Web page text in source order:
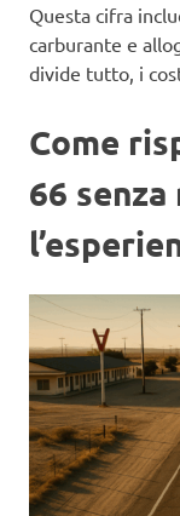
Questa cifra
carburante e
divide tutto, i
Come
66